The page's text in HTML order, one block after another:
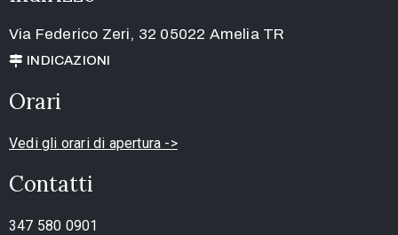
Via Federico Zeri, 32 05022 Amelia TR
INDICAZIONI
Orari
Vedi gli orari di apertura ->
Contatti
347 580 0901